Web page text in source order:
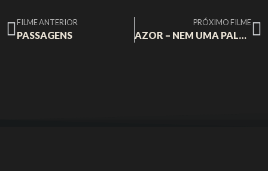
FILME ANTERIOR
PASSAGENS
PRÓXIMO FILME
AZOR – NEM UMA PALAVRA